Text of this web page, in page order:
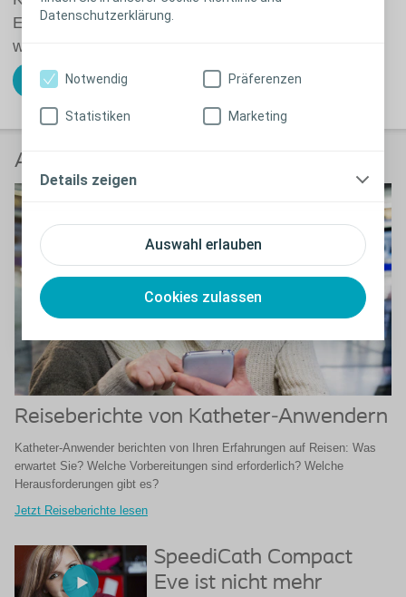
Datenschutzerklärung.
Auswahl erlauben
Cookies zulassen
Notwendig Präferenzen
Statistiken Marketing
Details zeigen
Entleerung zur Verfügung, ohne dass repositioniert
werden muss ².
Kostenfreies Muster bestellen
Anwender berichten
Reiseberichte von Katheter-Anwendern
Katheter-Anwender berichten von Ihren Erfahrungen auf Reisen: Was
erwartet Sie? Welche Vorbereitungen sind erforderlich? Welche
Herausforderungen gibt es?
Jetzt Reiseberichte lesen
SpeediCath Compact
Eve ist nicht mehr